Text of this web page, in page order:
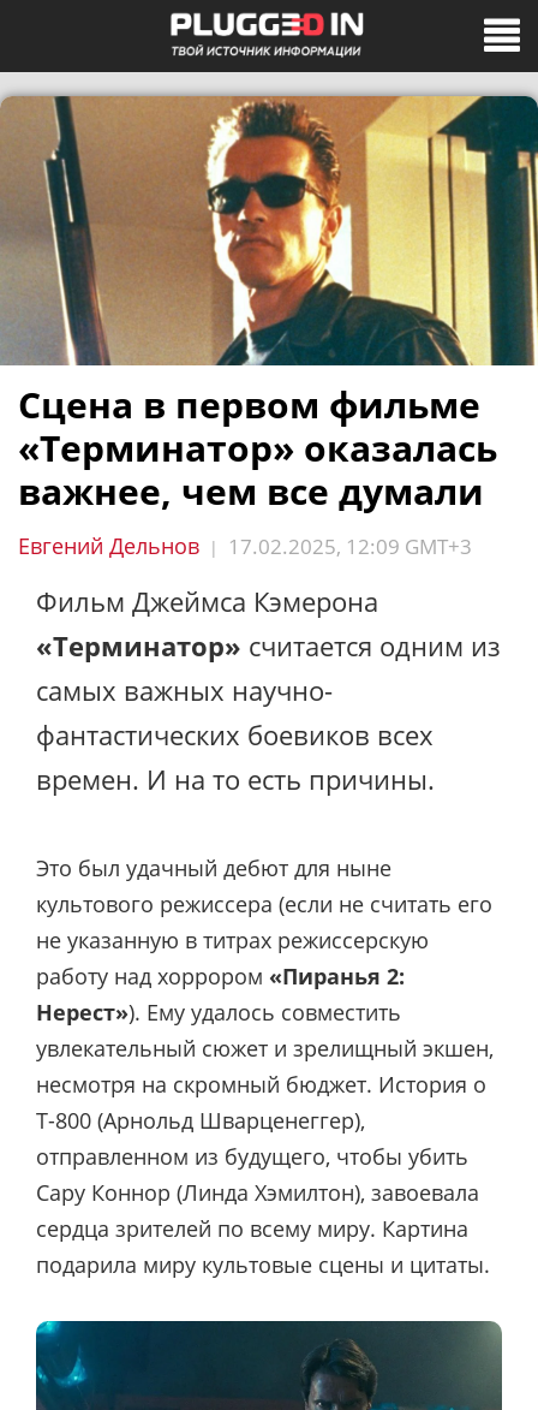
Сцена в первом фильме
«Терминатор» оказалась
важнее, чем все думали
Евгений Дельнов | 17.02.2025, 12:09 GMT+3
Фильм Джеймса Кэмерона
«Терминатор» считается одним из
самых важных научно-
фантастических боевиков всех
времен. И на то есть причины.
Это был удачный дебют для ныне
культового режиссера (если не считать его
не указанную в титрах режиссерскую
работу над хоррором «Пиранья 2:
Нерест»). Ему удалось совместить
увлекательный сюжет и зрелищный экшен,
несмотря на скромный бюджет. История о
Т-800 (Арнольд Шварценеггер),
отправленном из будущего, чтобы убить
Сару Коннор (Линда Хэмилтон), завоевала
сердца зрителей по всему миру. Картина
подарила миру культовые сцены и цитаты.